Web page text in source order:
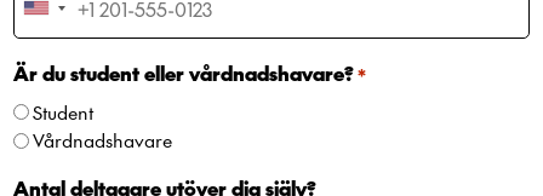
United
States
+1
Är du student eller vårdnadshavare?*
Student
Vårdnadshavare
Antal deltagare utöver dig själv?